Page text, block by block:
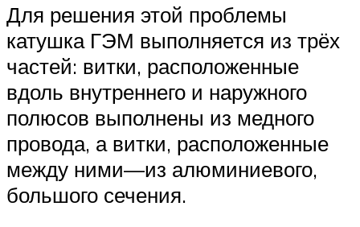
Для решения этой проблемы
катушка ГЭМ выполняется из трёх
частей: витки, расположенные
вдоль внутреннего и наружного
полюсов выполнены из медного
провода, а витки, расположенные
между ними—из алюминиевого,
большого сечения.